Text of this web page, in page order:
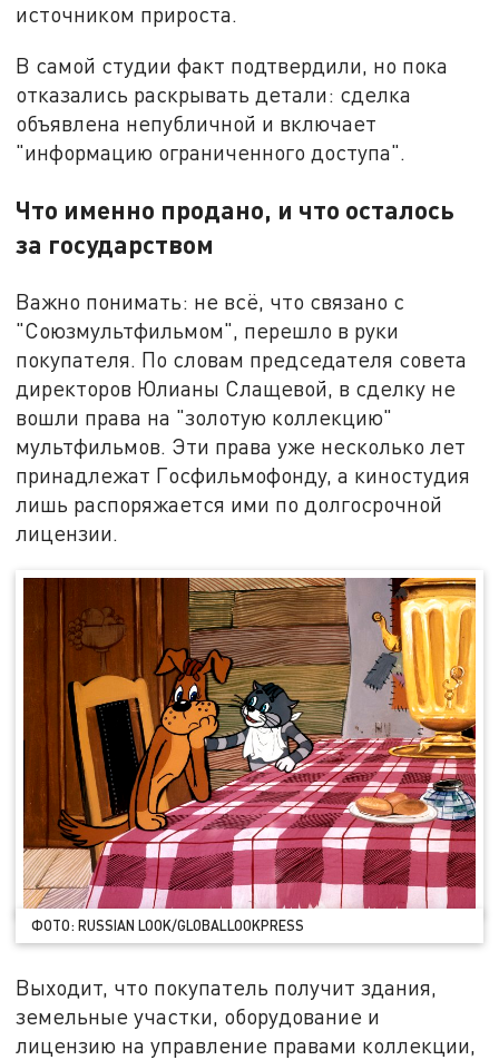
источником прироста.
В самой студии факт подтвердили, но пока
отказались раскрывать детали: сделка
объявлена непубличной и включает
"информацию ограниченного доступа".
Что именно продано, и что осталось
за государством
Важно понимать: не всё, что связано с
"Союзмультфильмом", перешло в руки
покупателя. По словам председателя совета
директоров Юлианы Слащевой, в сделку не
вошли права на "золотую коллекцию"
мультфильмов. Эти права уже несколько лет
принадлежат Госфильмофонду, а киностудия
лишь распоряжается ими по долгосрочной
лицензии.
ФОТО: RUSSIAN LOOK/GLOBALLOOKPRESS
Выходит, что покупатель получит здания,
земельные участки, оборудование и
лицензию на управление правами коллекции,